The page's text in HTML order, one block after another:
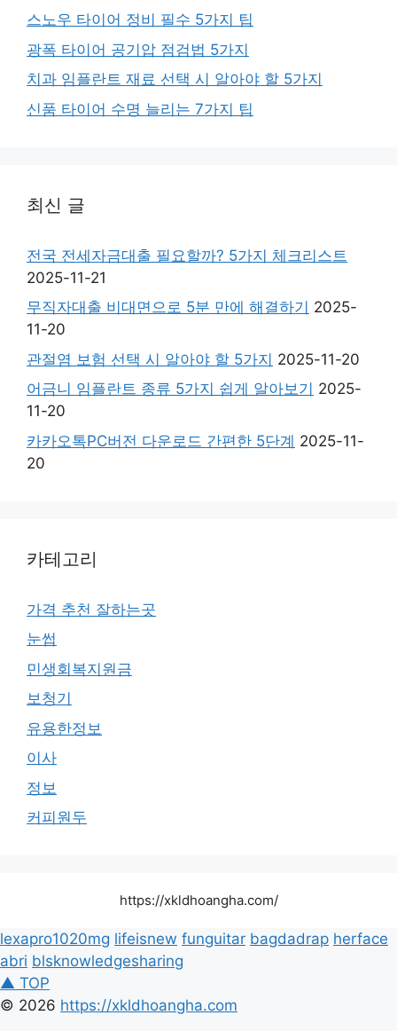
스노우 타이어 정비 필수 5가지 팁
광폭 타이어 공기압 점검법 5가지
치과 임플란트 재료 선택 시 알아야 할 5가지
신품 타이어 수명 늘리는 7가지 팁
최신 글
전국 전세자금대출 필요할까? 5가지 체크리스트
2025-11-21
무직자대출 비대면으로 5분 만에 해결하기 2025-
11-20
관절염 보험 선택 시 알아야 할 5가지 2025-11-20
어금니 임플란트 종류 5가지 쉽게 알아보기 2025-
11-20
카카오톡PC버전 다운로드 간편한 5단계 2025-11-
20
카테고리
가격 추천 잘하는곳
눈썹
민생회복지원금
보청기
유용한정보
이사
정보
커피원두
https://xkldhoangha.com/
lexapro1020mg lifeisnew funguitar bagdadrap herface
abri blsknowledgesharing
▲ TOP
© 2026 https://xkldhoangha.com